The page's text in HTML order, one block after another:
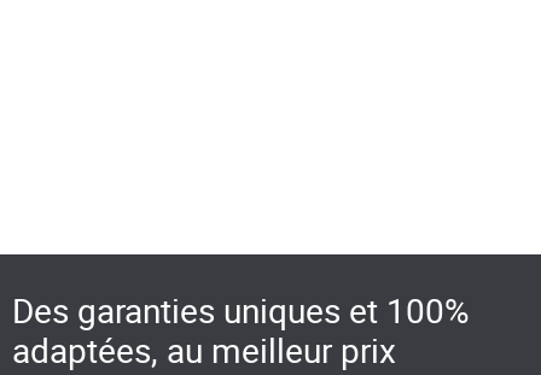
Des garanties uniques et 100%
adaptées, au meilleur prix